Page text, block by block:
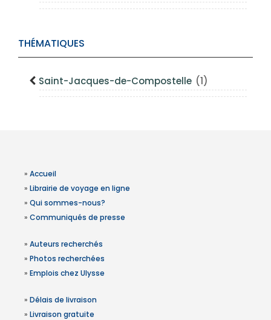
THÉMATIQUES
Saint-Jacques-de-Compostelle (1)
» Accueil
» Librairie de voyage en ligne
» Qui sommes-nous?
» Communiqués de presse
» Auteurs recherchés
» Photos recherchées
» Emplois chez Ulysse
» Délais de livraison
» Livraison gratuite